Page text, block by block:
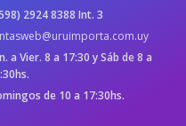
2924 8388 Int. 3
a Vier. 8 a 17:30 y Sáb de 8 a
de 10 a 17:30hs.